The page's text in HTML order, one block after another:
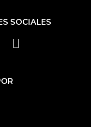
SOCIALES
T